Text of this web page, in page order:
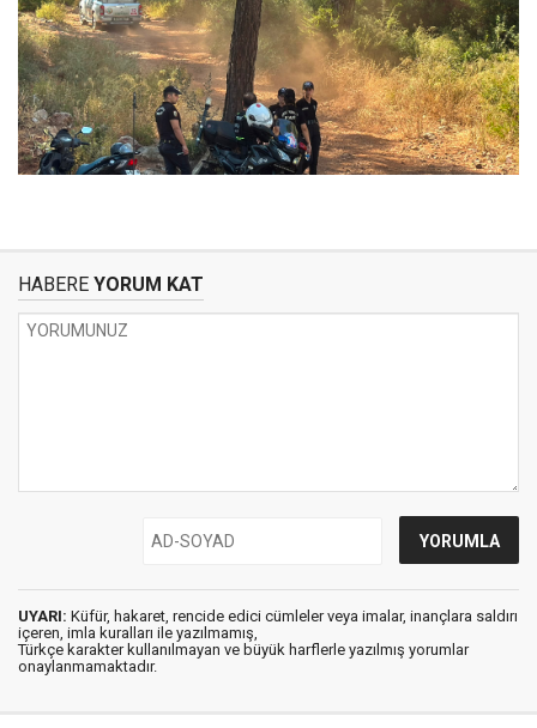
HABERE YORUM KAT
UYARI: Küfür, hakaret, rencide edici cümleler veya imalar, inançlara saldırı
içeren, imla kuralları ile yazılmamış,
Türkçe karakter kullanılmayan ve büyük harflerle yazılmış yorumlar
onaylanmamaktadır.